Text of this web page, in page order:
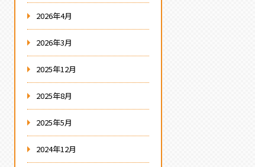
2026年4月
2026年3月
2025年12月
2025年8月
2025年5月
2024年12月